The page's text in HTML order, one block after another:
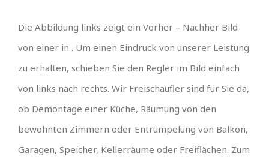
Die Abbildung links zeigt ein Vorher – Nachher Bild
von einer in . Um einen Eindruck von unserer Leistung
zu erhalten, schieben Sie den Regler im Bild einfach
von links nach rechts. Wir Freischaufler sind für Sie da,
ob Demontage einer Küche, Räumung von den
bewohnten Zimmern oder Entrümpelung von Balkon,
Garagen, Speicher, Kellerräume oder Freiflächen. Zum